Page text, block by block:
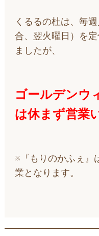
くるるの杜は、毎
合、翌火曜日）を
ましたが、
ゴールデンウ
は休まず営業
※『もりのかふぇ』
業となります。